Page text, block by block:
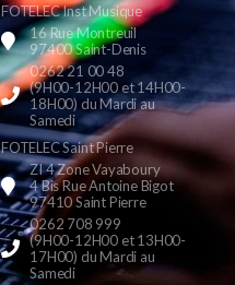
FOTELEC Inst Musique
16 Rue Montreuil
97400 Saint-Denis
0262 21 00 48
(9H00-12H00 et 14H00-
18H00) du Mardi au
Samedi
FOTELEC Saint Pierre
ZI 4 Zone Vayaboury
4 Bis Rue Antoine Bigot
97410 Saint Pierre
0262 708 999
(9H00-12H00 et 13H00-
17H00) du Mardi au
Samedi